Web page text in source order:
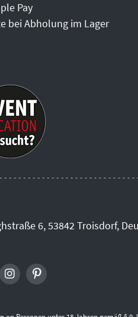
Pay
bei Abholung im Lager
6, 53842 Troisdorf,